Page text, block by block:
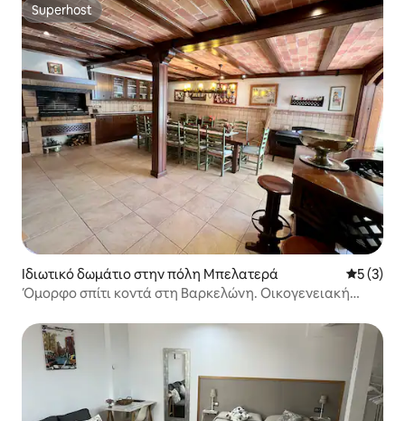
Superhost
Superhost
Ιδιωτικό δωμάτιο στην πόλη Μπελατερά Μέση
5 (3)
Όμορφο σπίτι κοντά στη Βαρκελώνη. Οικογενειακή